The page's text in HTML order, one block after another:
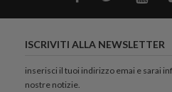
ISCRIVITI ALLA NEWSLETTER
inserisci il tuoi indirizzo emai e sarai
nostre notizie.